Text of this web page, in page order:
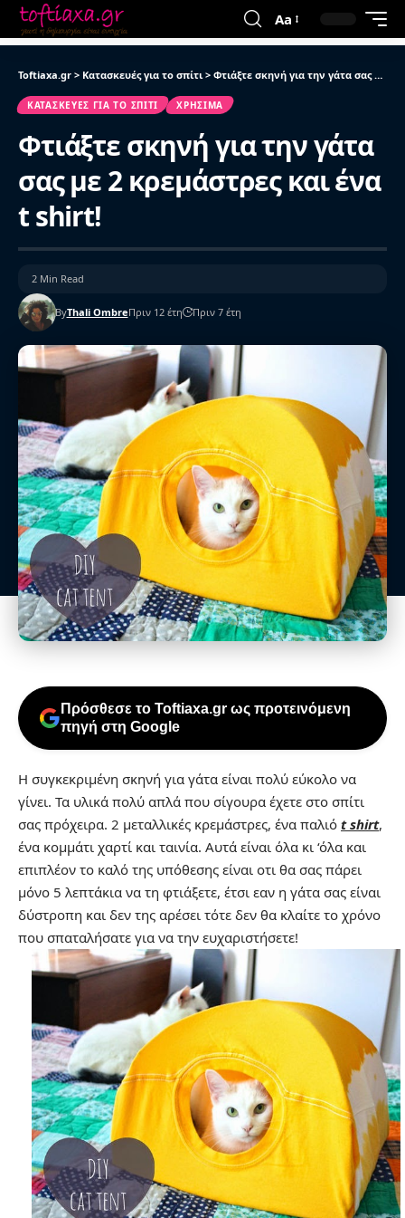
Aa
Toftiaxa.gr > Κατασκευές για το σπίτι> Φτιάξτε σκηνή για την γάτα σας με 2 κρεμάστρες και ένα t shirt!
ΚΑΤΑΣΚΕΥΈΣ ΓΙΑ ΤΟ ΣΠΊΤΙ ΧΡΉΣΙΜΑ
Φτιάξτε σκηνή για την γάτα
σας με 2 κρεμάστρες και ένα
t shirt!
ByThali OmbreΠριν 12 έτη Πριν 7 έτη
2 Min Read
Πρόσθεσε το Toftiaxa.gr ως προτεινόμενη
πηγή στη Google
Η συγκεκριμένη σκηνή για γάτα είναι πολύ εύκολο να
γίνει. Τα υλικά πολύ απλά που σίγουρα έχετε στο σπίτι
σας πρόχειρα. 2 μεταλλικές κρεμάστρες, ένα παλιό t shirt,
ένα κομμάτι χαρτί και ταινία. Αυτά είναι όλα κι ‘όλα και
επιπλέον το καλό της υπόθεσης είναι οτι θα σας πάρει
μόνο 5 λεπτάκια να τη φτιάξετε, έτσι εαν η γάτα σας είναι
δύστροπη και δεν της αρέσει τότε δεν θα κλαίτε το χρόνο
που σπαταλήσατε για να την ευχαριστήσετε!